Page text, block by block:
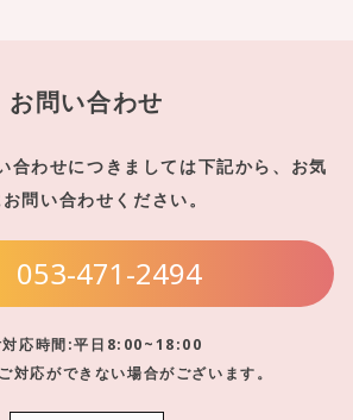
お問い合わせ
合わせにつきましては下記から、お気
問い合わせください。
053-471-2494
対応時間:平日8:00~18:00
対応ができない場合がございます。